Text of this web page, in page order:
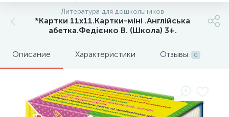
Литература для дошкольников
*Картки 11х11.Картки-міні .Англійська
абетка.Федієнко В. (Школа) 3+.
Описание Характеристики Отзывы 0